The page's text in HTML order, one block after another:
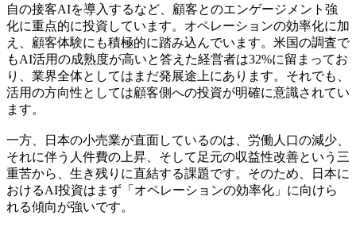
自の接客AIを導入するなど、顧客とのエンゲージメント強
化に重点的に投資しています。オペレーションの効率化に加
え、顧客体験にも積極的に踏み込んでいます。米国の調査で
もAI活用の成熟度が高いと答えた経営者は32%に留まってお
り、業界全体としてはまだ発展途上にあります。それでも、
活用の方向性としては顧客側への投資が明確に意識されてい
ます。
一方、日本の小売業が直面しているのは、労働人口の減少、
それに伴う人件費の上昇、そして足元の収益性改善という三
重苦から、生き残りに直結する課題です。そのため、日本に
おけるAI投資はまず「オペレーションの効率化」に向けら
れる傾向が強いです。